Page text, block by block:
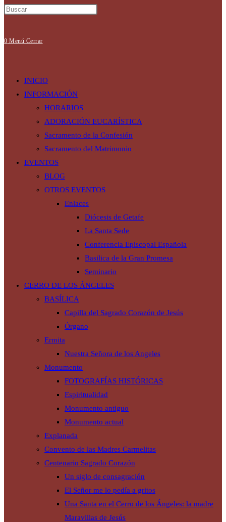
0 Menú Cerrar
INICIO
INFORMACIÓN
HORARIOS
ADORACIÓN EUCARÍSTICA
Sacramento de la Confesión
Sacramento del Matrimonio
EVENTOS
BLOG
OTROS EVENTOS
Enlaces
Diócesis de Getafe
La Santa Sede
Conferencia Episcopal Española
Basilica de la Gran Promesa
Seminario
CERRO DE LOS ÁNGELES
BASÍLICA
Capilla del Sagrado Corazón de Jesús
Órgano
Ermita
Nuestra Señora de los Angeles
Monumento
FOTOGRAFÍAS HISTÓRICAS
Espiritualidad
Monumento antiguo
Monumento actual
Explanada
Convento de las Madres Carmelitas
Centenario Sagrado Corazón
Un siglo de consagración
El Señor me lo pedía a gritos
Una Santa en el Cerro de los Ángeles: la madre
Maravillas de Jesús